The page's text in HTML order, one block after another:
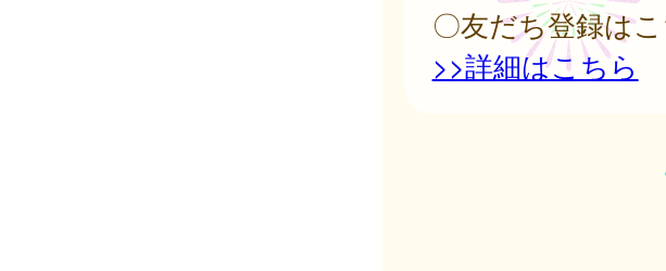
〇友だち登録はこ
>>詳細はこちら